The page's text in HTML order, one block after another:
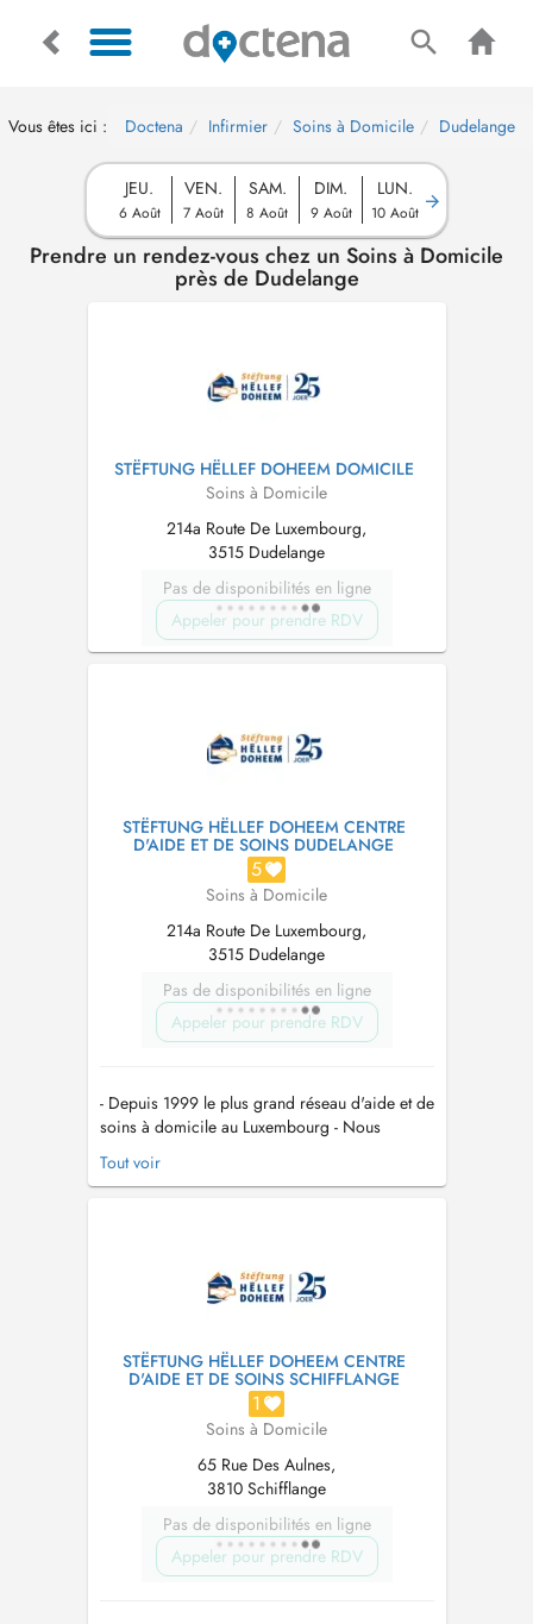
Vous êtes ici : Doctena Infirmier Soins à Domicile Dudelange
JEU.
6 Août
VEN.
7 Août
SAM.
8 Août
DIM.
9 Août
LUN.
10 Août
Prendre un rendez-vous chez un Soins à Domicile
près de Dudelange
STËFTUNG HËLLEF DOHEEM DOMICILE
Soins à Domicile
214a Route De Luxembourg,
3515 Dudelange
Pas de disponibilités en ligne
Appeler pour prendre RDV
STËFTUNG HËLLEF DOHEEM CENTRE
D'AIDE ET DE SOINS DUDELANGE
5
Soins à Domicile
214a Route De Luxembourg,
3515 Dudelange
Pas de disponibilités en ligne
Appeler pour prendre RDV
- Depuis 1999 le plus grand réseau d'aide et de
soins à domicile au Luxembourg - Nous
sommes joignables par téléphone 24h/24h au
40 20 80 2400 - Un service garanti 7 jours sur
Tout voir
STËFTUNG HËLLEF DOHEEM CENTRE
D'AIDE ET DE SOINS SCHIFFLANGE
1
Soins à Domicile
65 Rue Des Aulnes,
3810 Schifflange
Pas de disponibilités en ligne
Appeler pour prendre RDV